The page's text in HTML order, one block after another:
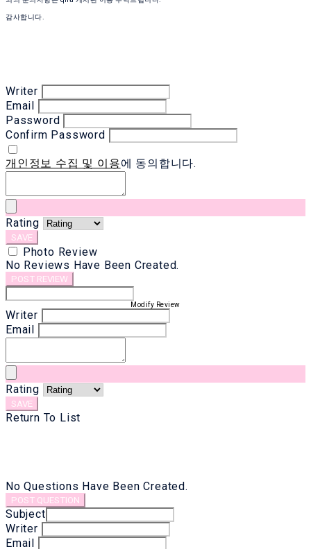
감사합니다.
Writer
Email
Password
Confirm Password
개인정보 수집 및 이용에 동의합니다.
Rating
SAVE
Photo Review
No Reviews Have Been Created.
POST REVIEW
Modify Review
Writer
Email
Rating
SAVE
Return To List
No Questions Have Been Created.
POST QUESTION
Subject
Writer
Email